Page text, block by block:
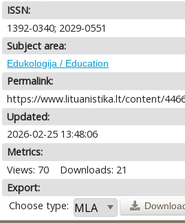
ISSN:
1392-0340; 2029-0551
Subject area:
Edukologija / Education
Permalink:
https://www.lituanistika.lt/content/
Updated:
2026-02-25 13:48:06
Metrics:
Views: 70
Downloads: 21
Export:
Choose type: